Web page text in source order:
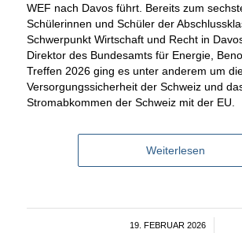
WEF nach Davos führt. Bereits zum
Schülerinnen und Schüler der
Schwerpunkt Wirtschaft und Recht in
Direktor des Bundesamts für Energie,
Treffen 2026 ging es unter anderem um
Versorgungssicherheit der Schweiz und
Stromabkommen der Schweiz mit der EU.
Weiterlesen
19. FEBRUAR 2026
/